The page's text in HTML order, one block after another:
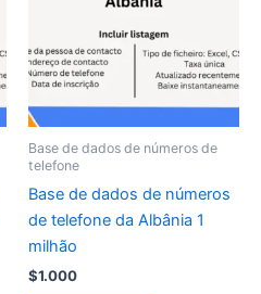
Base de dados de números de
telefone
Base de dados de números
de telefone da Albânia 1
milhão
$1.000